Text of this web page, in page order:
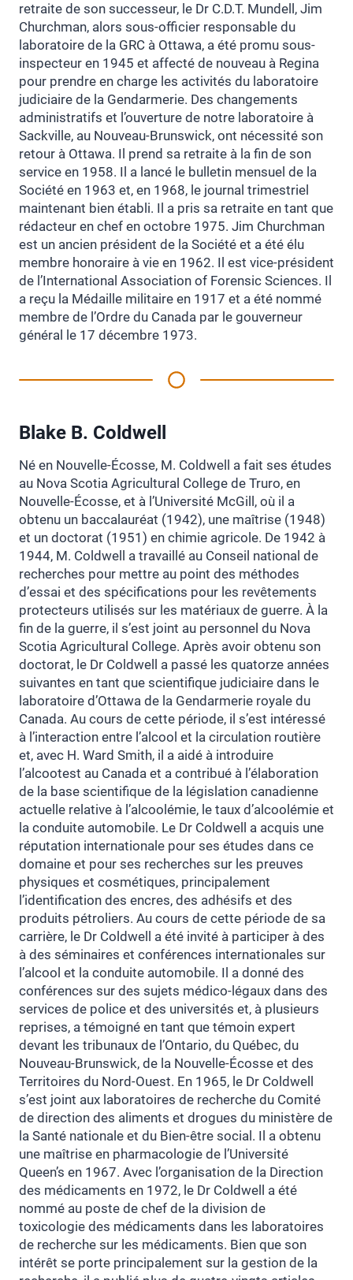
retraite de son successeur, le Dr C.D.T. Mundell, Jim
Churchman, alors sous-officier responsable du
laboratoire de la GRC à Ottawa, a été promu sous-
inspecteur en 1945 et affecté de nouveau à Regina
pour prendre en charge les activités du laboratoire
judiciaire de la Gendarmerie. Des changements
administratifs et l’ouverture de notre laboratoire à
Sackville, au Nouveau-Brunswick, ont nécessité son
retour à Ottawa. Il prend sa retraite à la fin de son
service en 1958. Il a lancé le bulletin mensuel de la
Société en 1963 et, en 1968, le journal trimestriel
maintenant bien établi. Il a pris sa retraite en tant que
rédacteur en chef en octobre 1975. Jim Churchman
est un ancien président de la Société et a été élu
membre honoraire à vie en 1962. Il est vice-président
de l’International Association of Forensic Sciences. Il
a reçu la Médaille militaire en 1917 et a été nommé
membre de l’Ordre du Canada par le gouverneur
général le 17 décembre 1973.
Blake B. Coldwell
Né en Nouvelle-Écosse, M. Coldwell a fait ses études
au Nova Scotia Agricultural College de Truro, en
Nouvelle-Écosse, et à l’Université McGill, où il a
obtenu un baccalauréat (1942), une maîtrise (1948)
et un doctorat (1951) en chimie agricole. De 1942 à
1944, M. Coldwell a travaillé au Conseil national de
recherches pour mettre au point des méthodes
d’essai et des spécifications pour les revêtements
protecteurs utilisés sur les matériaux de guerre. À la
fin de la guerre, il s’est joint au personnel du Nova
Scotia Agricultural College. Après avoir obtenu son
doctorat, le Dr Coldwell a passé les quatorze années
suivantes en tant que scientifique judiciaire dans le
laboratoire d’Ottawa de la Gendarmerie royale du
Canada. Au cours de cette période, il s’est intéressé
à l’interaction entre l’alcool et la circulation routière
et, avec H. Ward Smith, il a aidé à introduire
l’alcootest au Canada et a contribué à l’élaboration
de la base scientifique de la législation canadienne
actuelle relative à l’alcoolémie, le taux d’alcoolémie et
la conduite automobile. Le Dr Coldwell a acquis une
réputation internationale pour ses études dans ce
domaine et pour ses recherches sur les preuves
physiques et cosmétiques, principalement
l’identification des encres, des adhésifs et des
produits pétroliers. Au cours de cette période de sa
carrière, le Dr Coldwell a été invité à participer à des
à des séminaires et conférences internationales sur
l’alcool et la conduite automobile. Il a donné des
conférences sur des sujets médico-légaux dans des
services de police et des universités et, à plusieurs
reprises, a témoigné en tant que témoin expert
devant les tribunaux de l’Ontario, du Québec, du
Nouveau-Brunswick, de la Nouvelle-Écosse et des
Territoires du Nord-Ouest. En 1965, le Dr Coldwell
s’est joint aux laboratoires de recherche du Comité
de direction des aliments et drogues du ministère de
la Santé nationale et du Bien-être social. Il a obtenu
une maîtrise en pharmacologie de l’Université
Queen’s en 1967. Avec l’organisation de la Direction
des médicaments en 1972, le Dr Coldwell a été
nommé au poste de chef de la division de
toxicologie des médicaments dans les laboratoires
de recherche sur les médicaments. Bien que son
intérêt se porte principalement sur la gestion de la